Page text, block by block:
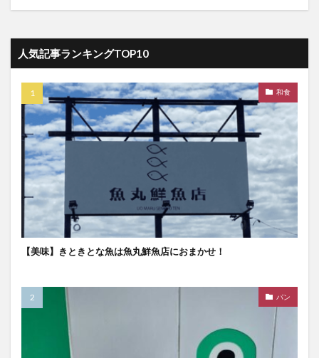
人気記事ランキングTOP10
和食
【美味】きときとな魚は魚丸鮮魚店におまかせ！
パン